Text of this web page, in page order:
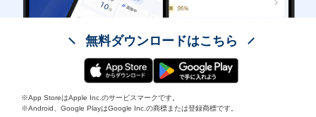
無料ダウンロードはこちら
※App StoreはApple Inc.のサービスマークです。
※Android、Google PlayはGoogle Inc.の商標または登録商標です。